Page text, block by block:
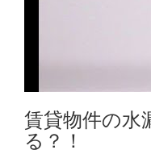
賃貸物件の水
る？！